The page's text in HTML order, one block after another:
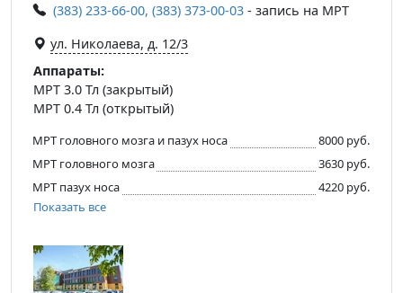
(383) 233-66-00, (383) 373-00-03 - запись на МРТ
ул. Николаева, д. 12/3
Аппараты:
МРТ 3.0 Тл (закрытый)
МРТ 0.4 Тл (открытый)
МРТ головного мозга и пазух носа
8000 руб.
МРТ головного мозга
3630 руб.
МРТ пазух носа
4220 руб.
Показать все